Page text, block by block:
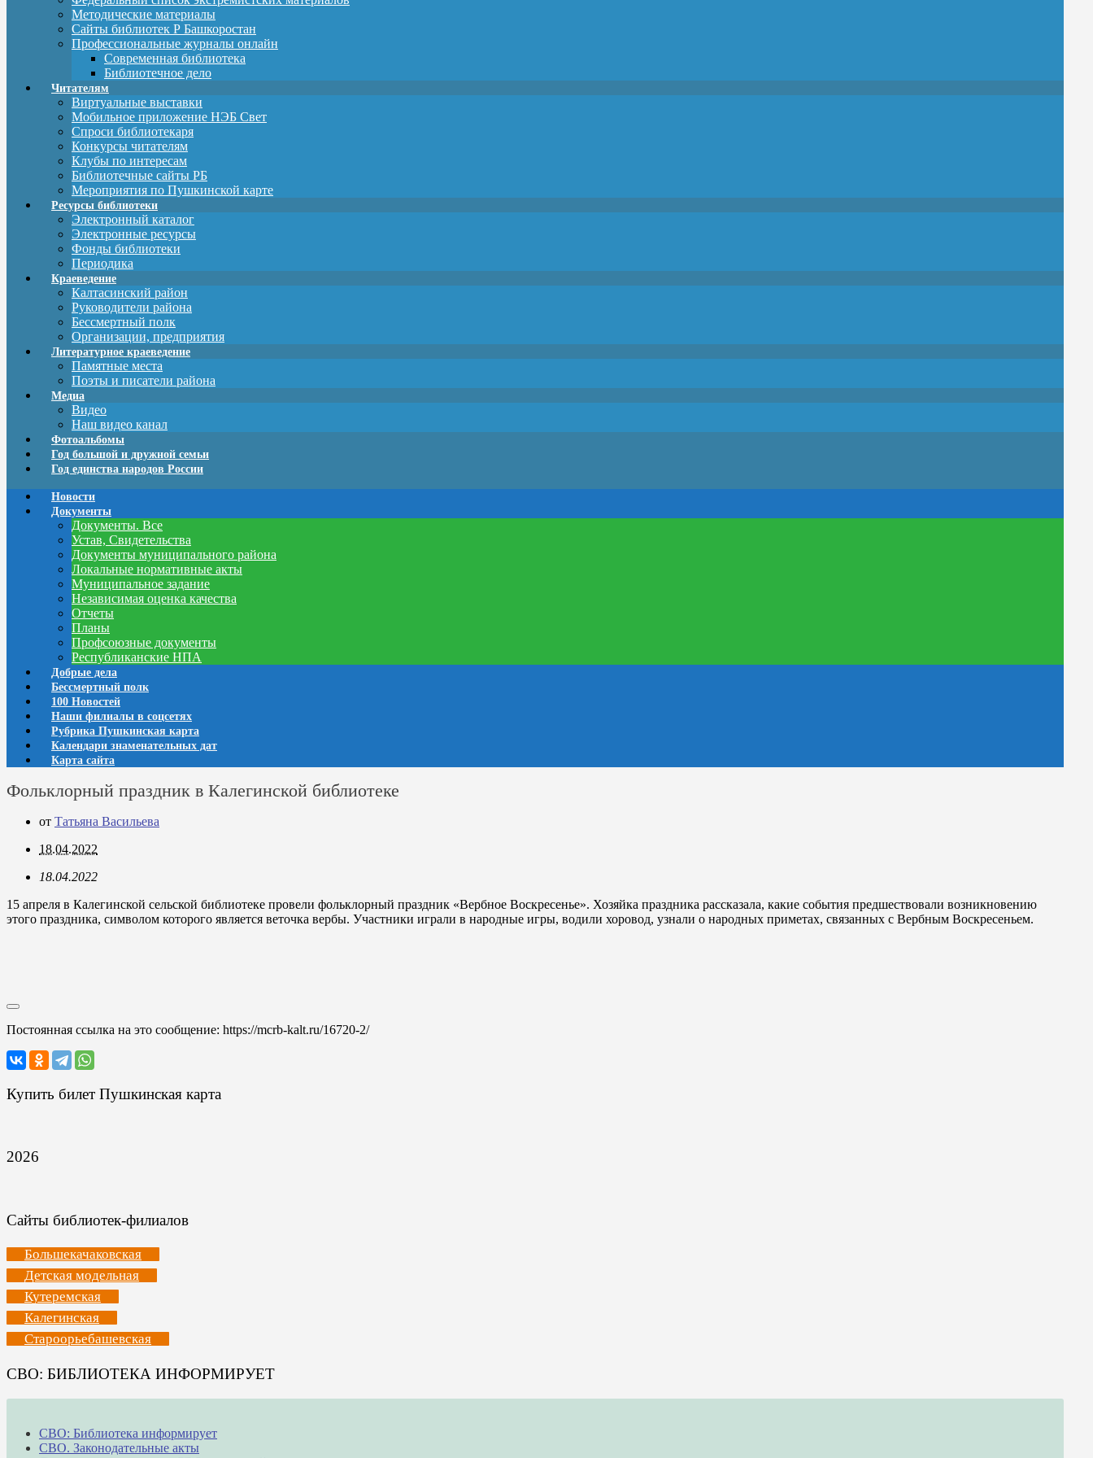
Методические материалы
Сайты библиотек Р Башкоростан
Профессиональные журналы онлайн
Современная библиотека
Библиотечное дело
Читателям
Виртуальные выставки
Мобильное приложение НЭБ Свет
Спроси библиотекаря
Конкурсы читателям
Клубы по интересам
Библиотечные сайты РБ
Мероприятия по Пушкинской карте
Ресурсы библиотеки
Электронный каталог
Электронные ресурсы
Фонды библиотеки
Периодика
Краеведение
Калтасинский район
Руководители района
Бессмертный полк
Организации, предприятия
Литературное краеведение
Памятные места
Поэты и писатели района
Медиа
Видео
Наш видео канал
Фотоальбомы
Год большой и дружной семьи
Год единства народов России
Новости
Документы
Документы. Все
Устав, Свидетельства
Документы муниципального района
Локальные нормативные акты
Муниципальное задание
Независимая оценка качества
Отчеты
Планы
Профсоюзные документы
Республиканские НПА
Добрые дела
Бессмертный полк
100 Новостей
Наши филиалы в соцсетях
Рубрика Пушкинская карта
Календари знаменательных дат
Карта сайта
Фольклорный праздник в Калегинской библиотеке
от Татьяна Васильева
18.04.2022
18.04.2022
15 апреля в Калегинской сельской библиотеке провели фольклорный праздник «Вербное Воскресенье». Хозяйка праздника рассказала, какие события предшествовали возникновению
этого праздника, символом которого является веточка вербы. Участники играли в народные игры, водили хоровод, узнали о народных приметах, связанных с Вербным Воскресеньем.
Постоянная ссылка на это сообщение: https://mcrb-kalt.ru/16720-2/
Купить билет Пушкинская карта
2026
Сайты библиотек-филиалов
Большекачаковская
Детская модельная
Кутеремская
Калегинская
Староорьебашевская
СВО: БИБЛИОТЕКА ИНФОРМИРУЕТ
СВО: Библиотека информирует
СВО. Законодательные акты